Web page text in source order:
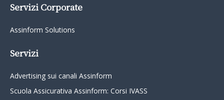
Servizi Corporate
Assinform Solutions
Servizi
Advertising sui canali Assinform
Scuola Assicurativa Assinform: Corsi IVASS